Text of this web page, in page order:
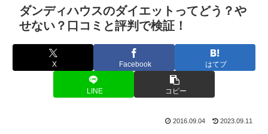
ダンディハウスのダイエットってどう？や
せない？口コミと評判で検証！
X Facebook はてブ
LINE コピー
2016.09.04 2023.09.11